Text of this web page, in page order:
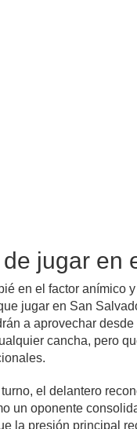
jugar en
en el factor anímico
jugar en San
a aprovechar
cancha, pero
el delantero
un oponente
la presión principal